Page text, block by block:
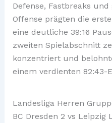
Defense, Fastbreaks
Offense prägten die
eine deutliche 39:16
zweiten Spielabschnitt
konzentriert und
einem verdienten 82:43-
Landesliga Herren
BC Dresden 2 vs Leipzig